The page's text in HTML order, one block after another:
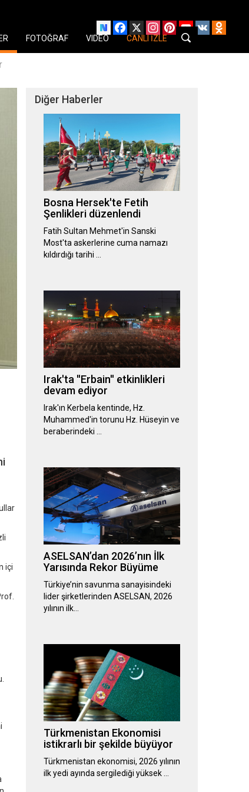
Facebook
X Instagram
PinterestYouTube
VK
FOTOĞRAF VIDEO CANLI İZLE
içi
Diğer Haberler
Bosna Hersek'te Fetih
Şenlikleri düzenlendi
Fatih Sultan Mehmet'in Sanski
Most'ta askerlerine cuma namazı
kıldırdığı tarihi …
Irak'ta ''Erbain'' etkinlikleri
devam ediyor
Irak'ın Kerbela kentinde, Hz.
Muhammed'in torunu Hz. Hüseyin ve
beraberindeki …
ASELSAN’dan 2026’nın İlk
Yarısında Rekor Büyüme
Türkiye’nin savunma sanayisindeki
lider şirketlerinden ASELSAN, 2026
yılının ilk…
Türkmenistan Ekonomisi
istikrarlı bir şekilde büyüyor
Türkmenistan ekonomisi, 2026 yılının
ilk yedi ayında sergilediği yüksek …